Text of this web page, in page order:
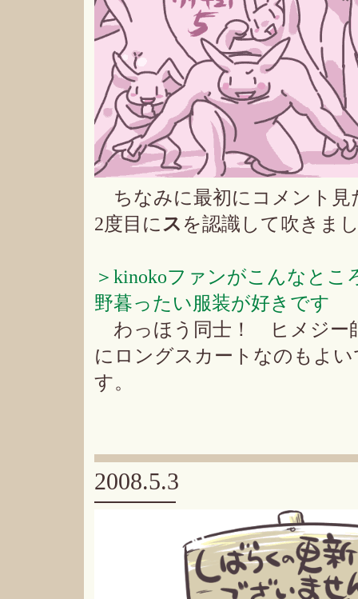
ちなみに最初にコメント見
2度目にスを認識して吹きま
＞kinokoファンがこんなと
野暮ったい服装が好きです
わっほう同士！ ヒメジー
にロングスカートなのもよ
す。
2008.5.3